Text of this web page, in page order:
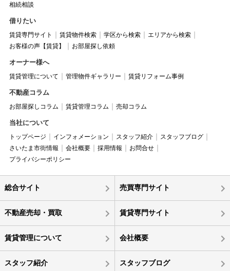
相続相談
借りたい
賃貸専門サイト 賃貸物件検索 学区から検索
エリアから検索
お客様の声【賃貸】
お部屋探し依頼
オーナー様へ
賃貸管理について 管理物件ギャラリー 賃貸リフォーム事例
不動産コラム
お部屋探しコラム 賃貸管理コラム 売却コラム
当社について
トップページ インフォメーション スタッフ紹介
スタッフブログ
さいたま市街情報
会社概要 採用情報
お問合せ
プライバシーポリシー
総合サイト 売買専門サイト
不動産売却・買取 賃貸専門サイト
賃貸管理について 会社概要
スタッフ紹介 スタッフブログ